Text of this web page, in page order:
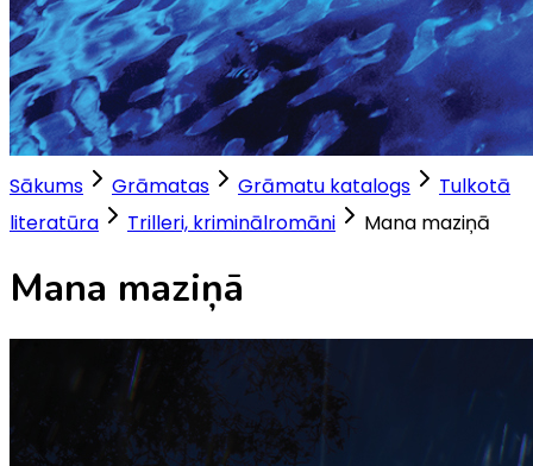
Sākums Grāmatas Grāmatu katalogs
Tulkotā
literatūra
Trilleri, kriminālromāni Mana maziņā
Mana maziņā